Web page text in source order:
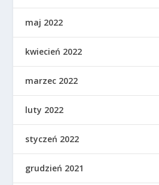
maj 2022
kwiecień 2022
marzec 2022
luty 2022
styczeń 2022
grudzień 2021